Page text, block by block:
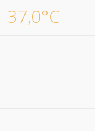
37,0°C